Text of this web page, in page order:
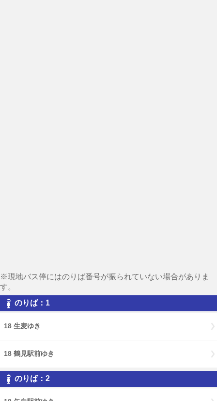
※現地バス停にはのりば番号が振られていない場合がありま
す。
のりば：1
18 生麦ゆき
18 鶴見駅前ゆき
のりば：2